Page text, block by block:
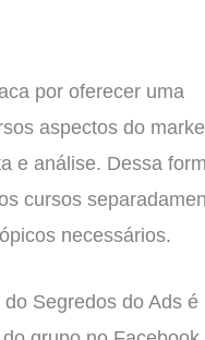
por oferecer uma
aspectos do
e análise. Dessa
cursos
necessários.
Segredos do Ads é